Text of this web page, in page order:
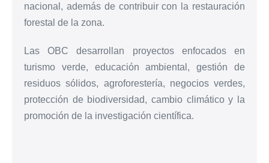
nacional, además de contribuir con la restauración
forestal de la zona.
Las OBC desarrollan proyectos enfocados en
turismo verde, educación ambiental, gestión de
residuos sólidos, agroforestería, negocios verdes,
protección de biodiversidad, cambio climático y la
promoción de la investigación científica.